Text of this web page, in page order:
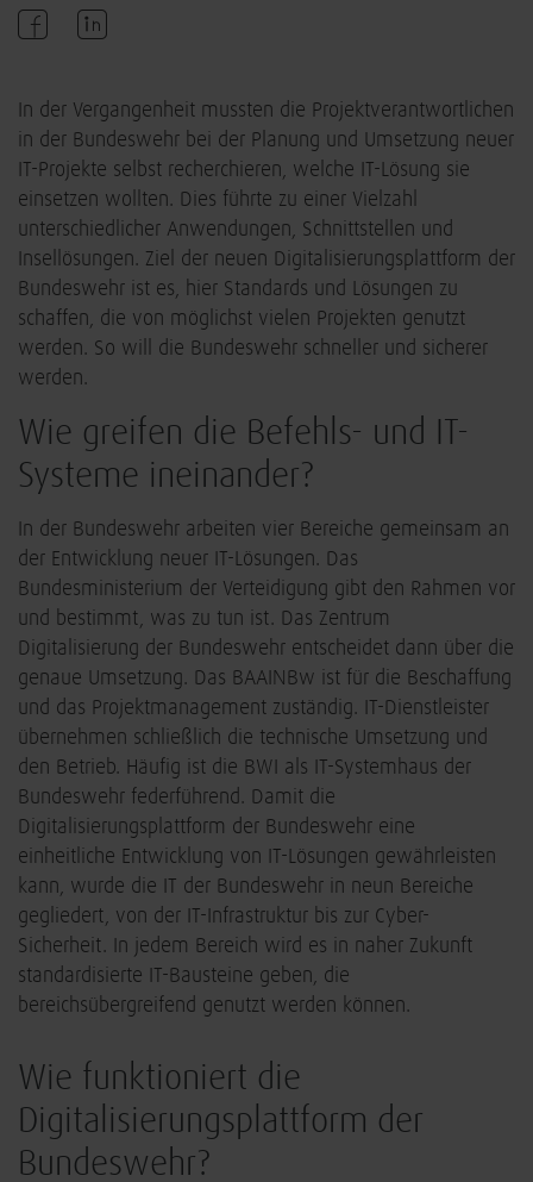
In der Vergangenheit mussten die Projektverantwortlichen
in der Bundeswehr bei der Planung und Umsetzung neuer
IT-Projekte selbst recherchieren, welche IT-Lösung sie
einsetzen wollten. Dies führte zu einer Vielzahl
unterschiedlicher Anwendungen, Schnittstellen und
Insellösungen. Ziel der neuen Digitalisierungsplattform der
Bundeswehr ist es, hier Standards und Lösungen zu
schaffen, die von möglichst vielen Projekten genutzt
werden. So will die Bundeswehr schneller und sicherer
werden.
Wie greifen die Befehls- und IT-
Systeme ineinander?
In der Bundeswehr arbeiten vier Bereiche gemeinsam an
der Entwicklung neuer IT-Lösungen. Das
Bundesministerium der Verteidigung gibt den Rahmen vor
und bestimmt, was zu tun ist. Das Zentrum
Digitalisierung der Bundeswehr entscheidet dann über die
genaue Umsetzung. Das BAAINBw ist für die Beschaffung
und das Projektmanagement zuständig. IT-Dienstleister
übernehmen schließlich die technische Umsetzung und
den Betrieb. Häufig ist die BWI als IT-Systemhaus der
Bundeswehr federführend. Damit die
Digitalisierungsplattform der Bundeswehr eine
einheitliche Entwicklung von IT-Lösungen gewährleisten
kann, wurde die IT der Bundeswehr in neun Bereiche
gegliedert, von der IT-Infrastruktur bis zur Cyber-
Sicherheit. In jedem Bereich wird es in naher Zukunft
standardisierte IT-Bausteine geben, die
bereichsübergreifend genutzt werden können.
Wie funktioniert die
Digitalisierungsplattform der
Bundeswehr?